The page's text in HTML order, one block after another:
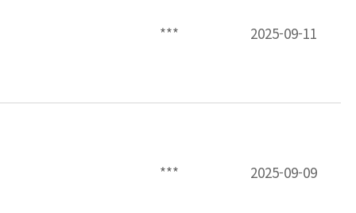
*** 2025-09-11
*** 2025-09-09